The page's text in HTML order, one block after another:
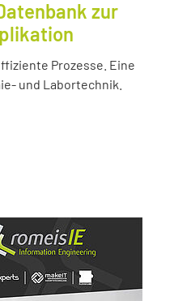
zur
Prozesse. Eine
und Labortechnik.